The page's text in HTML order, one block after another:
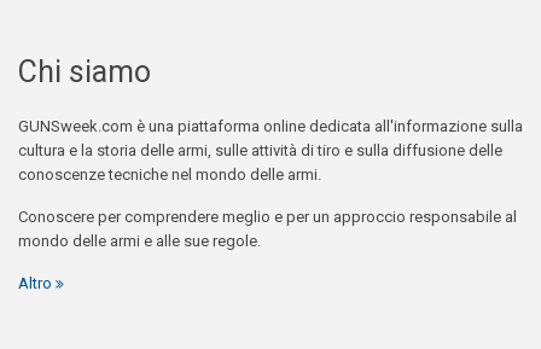
Chi siamo
GUNSweek.com è una piattaforma online dedicata all'informazione sulla
cultura e la storia delle armi, sulle attività di tiro e sulla diffusione delle
conoscenze tecniche nel mondo delle armi.
Conoscere per comprendere meglio e per un approccio responsabile al
mondo delle armi e alle sue regole.
Altro